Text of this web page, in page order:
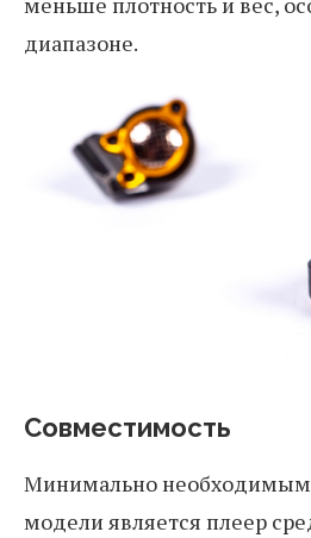
диапазоне.
Совместимость
Минимально необходимым
модели является плеер